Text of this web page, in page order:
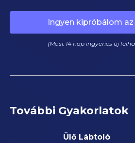
Ingyen kipróbálom
(Most 14 nap ingyenes új
További Gyakorlatok
Ülő Lábtoló